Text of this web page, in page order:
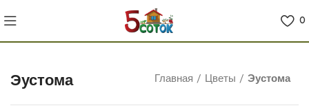
0
Эустома Главная / Цветы / Эустома